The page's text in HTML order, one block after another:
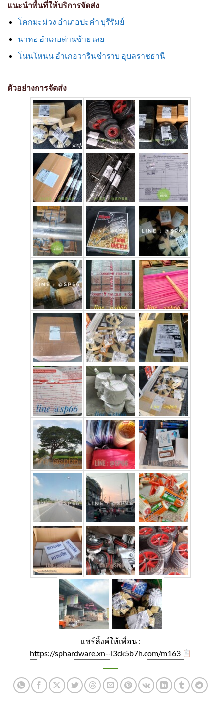
แนะนำพื้นที่ให้บริการจัดส่ง
โคกมะม่วง อำเภอปะคำ บุรีรัมย์
นาหอ อำเภอด่านซ้าย เลย
โนนโหนน อำเภอวารินชำราบ อุบลราชธานี
ตัวอย่างการจัดส่ง
แชร์ลิ้งค์ให้เพื่อน :
https://sphardware.xn--l3ck5b7h.com/m163